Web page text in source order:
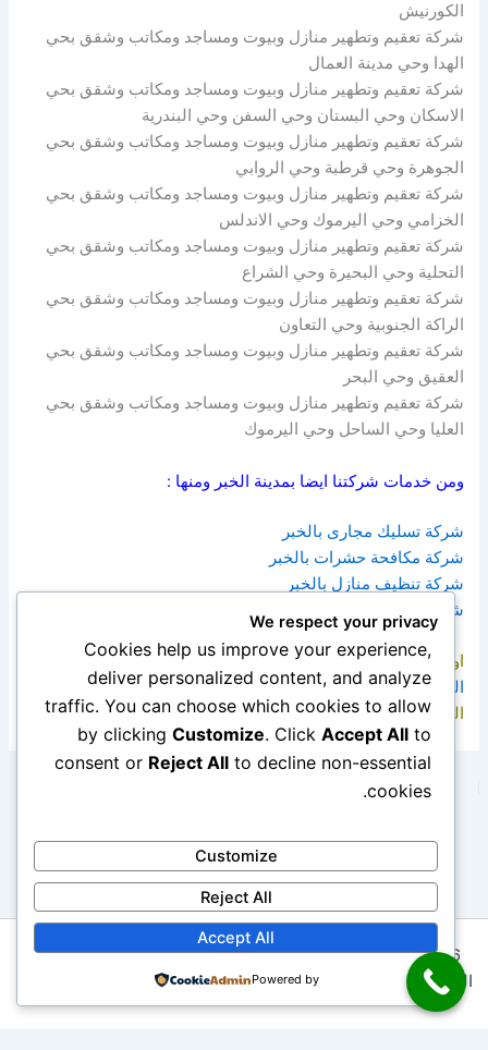
الكورنيش
شركة تعقيم وتطهير منازل وبيوت ومساجد ومكاتب وشقق بحي
الهدا وحي مدينة العمال
شركة تعقيم وتطهير منازل وبيوت ومساجد ومكاتب وشقق بحي
الاسكان وحي البستان وحي السفن وحي البندرية
شركة تعقيم وتطهير منازل وبيوت ومساجد ومكاتب وشقق بحي
الجوهرة وحي قرطبة وحي الروابي
شركة تعقيم وتطهير منازل وبيوت ومساجد ومكاتب وشقق بحي
الخزامي وحي اليرموك وحي الاندلس
شركة تعقيم وتطهير منازل وبيوت ومساجد ومكاتب وشقق بحي
التحلية وحي البحيرة وحي الشراع
شركة تعقيم وتطهير منازل وبيوت ومساجد ومكاتب وشقق بحي
الراكة الجنوبية وحي التعاون
شركة تعقيم وتطهير منازل وبيوت ومساجد ومكاتب وشقق بحي
العقيق وحي البحر
شركة تعقيم وتطهير منازل وبيوت ومساجد ومكاتب وشقق بحي
العليا وحي الساحل وحي اليرموك
ومن خدمات شركتنا ايضا بمدينة الخبر ومنها :
شركة تسليك مجارى بالخبر
شركة مكافحة حشرات بالخبر
شركة تنظيف منازل بالخبر
شركة كشف تسربات المياه بالخبر
او زيارة موقعنا الالكتروني : شركة ابتكار المثالية للخدمات
المنزلية بالخبر
التواصل ::::::: جوال ::::: واتس :::::: 0545690779
السابق
Copyright © 2026 شركة ابتكار المثالية 0545690779 لخدمات
التنظيف ومكافحة الحشرات | Powered by
قالب Astra للووردبريس
We respect your privacy
Cookies help us improve your experience,
deliver personalized content, and analyze
traffic. You can choose which cookies to allow
by clickingCustomize. ClickAccept All to
consent or Reject All to decline non-essential
cookies.
Customize
Reject All
Accept All
Powered by